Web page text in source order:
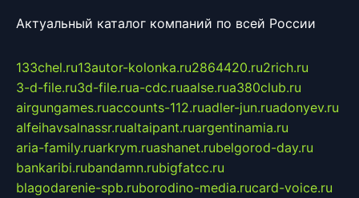
Актуальный каталог компаний по всей России
133chel.ru13autor-kolonka.ru2864420.ru2rich.ru
3-d-file.ru3d-file.rua-cdc.ruaalse.rua380club.ru
airgungames.ruaccounts-112.ruadler-jun.ruadonyev.ru
alfeihavsalnassr.rualtaipant.ruargentinamia.ru
aria-family.ruarkrym.ruashanet.rubelgorod-day.ru
bankaribi.rubandamn.rubigfatcc.ru
blagodarenie-spb.ruborodino-media.rucard-voice.ru